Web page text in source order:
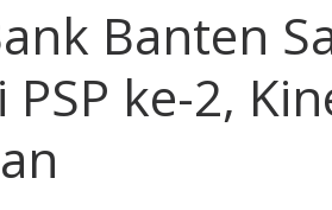
Sahkan
Bank
Jatim
sebagai
ke-
2,
Banten
PSP ke-2,